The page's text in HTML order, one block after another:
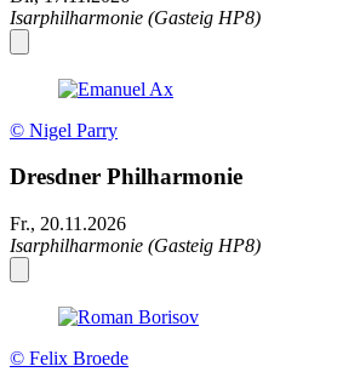
Isarphilharmonie (Gasteig HP8)
© Nigel Parry
Dresdner Philharmonie
Fr., 20.11.2026
Isarphilharmonie (Gasteig HP8)
© Felix Broede